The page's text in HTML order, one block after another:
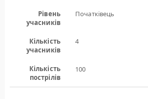
Рівень
учасників
Початківець
Кількість
учасників
4
Кількість
пострілів
100